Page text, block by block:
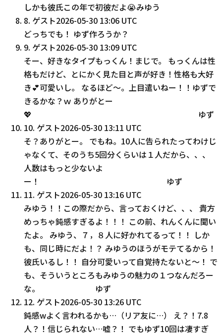
しかも彼氏この年で初彼だよ😭みゆう
8. ゲスト2026-05-30 13:06 UTC
どっちでも！ ゆず作ろうか？
9. ゲスト2026-05-30 13:09 UTC
そー、好きなタイプもっくん！まじで。 もっくんは性
格もだけど、とにかく見た目と声が好き！性格も大好
き💕可愛いし。 なるほど〜。上目遣いねー！！ゆずで
きるかな？ｗ ありがとー
💖 ゆず
10. ゲスト2026-05-30 13:11 UTC
そ？ありがとー。 でもね。10人に告られたってわけじ
ゃなくて、そのうち5回分くらいは１人だから、、、
人数はもっと少ないよ
ー！ ゆず
11. ゲスト2026-05-30 13:16 UTC
みゆう！！この際だから、言っておくけど、、、 貴方
めっちゃ鈍感すぎるよ！！！ この前、れんくんに聞い
たよ。 みゆう、７，８人に好かれてるって！！ しか
も、同じ時にだよ！？ みゆうのほうがモテてるから！
彼氏いるし！！ 自分可愛いって自覚持たないと〜！ で
も、そういうところもみゆうの魅力の１つなんだろー
な。 ゆず
12. ゲスト2026-05-30 13:26 UTC
鈍感wよく言われるかも…（リア友に…） え？！7.8
人？！信じられない…嘘？！ でもゆず10回は凄すぎ